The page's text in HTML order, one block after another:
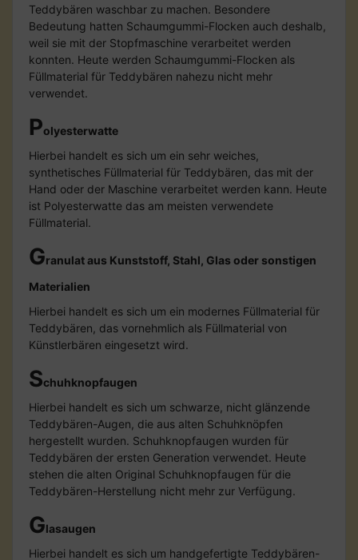
Teddybären waschbar zu machen. Besondere
Bedeutung hatten Schaumgummi-Flocken auch deshalb,
weil sie mit der Stopfmaschine verarbeitet werden
konnten. Heute werden Schaumgummi-Flocken als
Füllmaterial für Teddybären nahezu nicht mehr
verwendet.
Polyesterwatte
Hierbei handelt es sich um ein sehr weiches,
synthetisches Füllmaterial für Teddybären, das mit der
Hand oder der Maschine verarbeitet werden kann. Heute
ist Polyesterwatte das am meisten verwendete
Füllmaterial.
Granulat aus Kunststoff, Stahl, Glas oder sonstigen
Materialien
Hierbei handelt es sich um ein modernes Füllmaterial für
Teddybären, das vornehmlich als Füllmaterial von
Künstlerbären eingesetzt wird.
Schuhknopfaugen
Hierbei handelt es sich um schwarze, nicht glänzende
Teddybären-Augen, die aus alten Schuhknöpfen
hergestellt wurden. Schuhknopfaugen wurden für
Teddybären der ersten Generation verwendet. Heute
stehen die alten Original Schuhknopfaugen für die
Teddybären-Herstellung nicht mehr zur Verfügung.
Glasaugen
Hierbei handelt es sich um handgefertigte Teddybären-